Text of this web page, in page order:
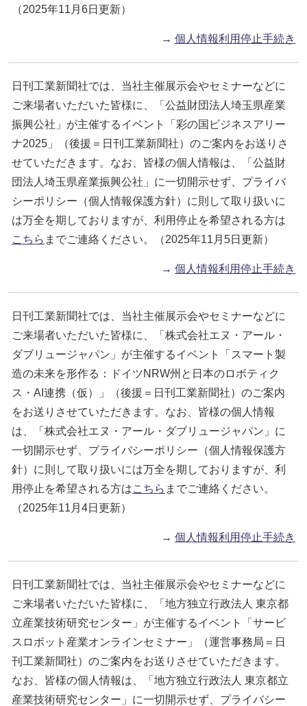
（2025年11月6日更新）
→ 個人情報利用停止手続き
日刊工業新聞社では、当社主催展示会やセミナーなどに
ご来場者いただいた皆様に、「公益財団法人埼玉県産業
振興公社」が主催するイベント「彩の国ビジネスアリー
ナ2025」（後援＝日刊工業新聞社）のご案内をお送りさ
せていただきます。なお、皆様の個人情報は、「公益財
団法人埼玉県産業振興公社」に一切開示せず、プライバ
シーポリシー（個人情報保護方針）に則して取り扱いに
は万全を期しておりますが、利用停止を希望される方は
こちら までご連絡ください。（2025年11月5日更新）
→ 個人情報利用停止手続き
日刊工業新聞社では、当社主催展示会やセミナーなどに
ご来場者いただいた皆様に、「株式会社エヌ・アール・
ダブリュージャパン」が主催するイベント「スマート製
造の未来を形作る：ドイツNRW州と日本のロボティク
ス・AI連携（仮）」（後援＝日刊工業新聞社）のご案内
をお送りさせていただきます。なお、皆様の個人情報
は、「株式会社エヌ・アール・ダブリュージャパン」に
一切開示せず、プライバシーポリシー（個人情報保護方
針）に則して取り扱いには万全を期しておりますが、利
用停止を希望される方はこちら までご連絡ください。
（2025年11月4日更新）
→ 個人情報利用停止手続き
日刊工業新聞社では、当社主催展示会やセミナーなどに
ご来場者いただいた皆様に、「地方独立行政法人 東京都
立産業技術研究センター」が主催するイベント「サービ
スロボット産業オンラインセミナー」（運営事務局＝日
刊工業新聞社）のご案内をお送りさせていただきます。
なお、皆様の個人情報は、「地方独立行政法人 東京都立
産業技術研究センター」に一切開示せず、プライバシー